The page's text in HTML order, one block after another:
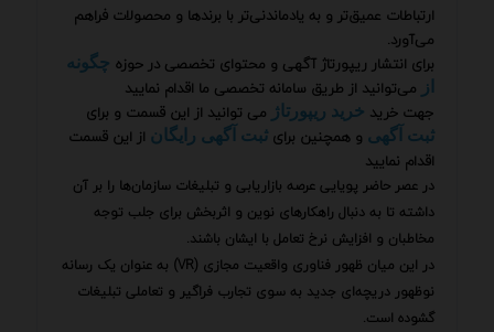
ارتباطات عمیق‌تر و به یادماندنی‌تر با برندها و محصولات فراهم
می‌آورد.
برای انتشار ریپورتاژ آگهی و محتوای تخصصی در حوزه چگونه
از می‌توانید از طریق سامانه تخصصی ما اقدام نمایید
جهت خرید خرید ریپورتاژ می توانید از این قسمت و برای
ثبت آگهی و همچنین برای ثبت آگهی رایگان از این قسمت
اقدام نمایید
در عصر حاضر پویایی عرصه بازاریابی و تبلیغات سازمان‌ها را بر آن
داشته تا به دنبال راهکارهای نوین و اثربخش برای جلب توجه
مخاطبان و افزایش نرخ تعامل با ایشان باشند.
در این میان ظهور فناوری واقعیت مجازی (VR) به عنوان یک رسانه
نوظهور دریچه‌ای جدید به سوی تجارب فراگیر و تعاملی تبلیغات
گشوده است.